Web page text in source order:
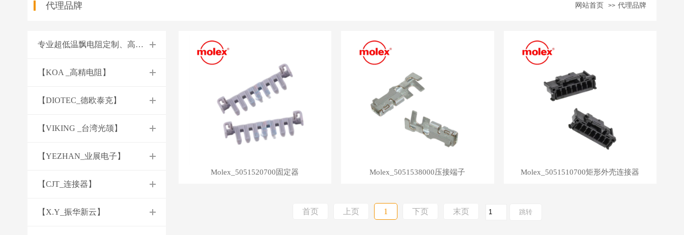
代理品牌 网站首页 >> 代理品牌
专业超低温飘电阻定制、高精度电阻定制、低阻值电阻定制
【KOA _高精电阻】
【DIOTEC_德欧泰克】
【VIKING _台湾光颉】
【YEZHAN_业展电子】
【CJT_连接器】
【X.Y_振华新云】
Molex_5051520700固定器 Molex_5051538000压接端子 Molex_5051510700矩形外壳连接器
首页 上页 1 下页 末页